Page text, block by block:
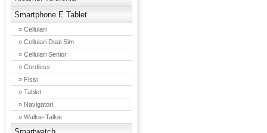
Smartphone E Tablet
» Cellulari
» Cellulari Dual Sim
» Cellulari Senior
» Cordless
» Fissi
» Tablet
» Navigatori
» Walkie-Talkie